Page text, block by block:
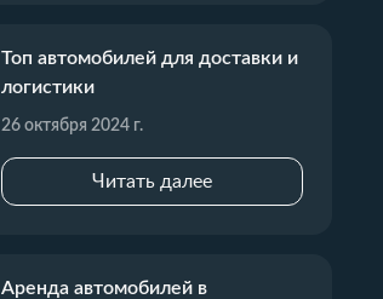
Топ автомобилей для доставки и
логистики
26 октября 2024 г.
Читать далее
Аренда автомобилей в